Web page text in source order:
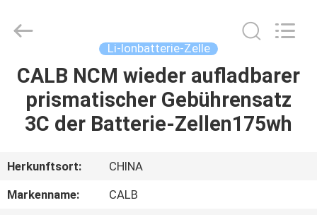
HAUS
PRODUKTE
ÜBER
UNS
Ltd..
Developed
Li-Ionbatterie-Zelle
CALB NCM wieder aufladbarer
prismatischer Gebührensatz
3C der Batterie-Zellen175wh
Herkunftsort:
CHINA
Markenname:
CALB